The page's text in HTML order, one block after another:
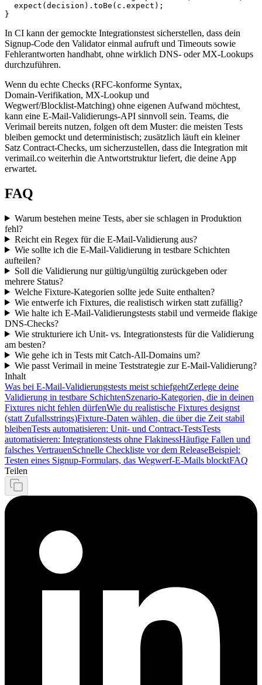
expect (decision). toBe (c. expect );
In CI kann der gemockte Integrationstest sicherstellen, dass dein
Signup‑Code den Validator einmal aufruft und Timeouts sowie
Fehlerantworten handhabt, ohne wirklich DNS‑ oder MX‑Lookups
durchzuführen.
Wenn du echte Checks (RFC‑konforme Syntax,
Domain‑Verifikation, MX‑Lookup und
Wegwerf/Blocklist‑Matching) ohne eigenen Aufwand möchtest,
kann eine E‑Mail‑Validierungs‑API sinnvoll sein. Teams, die
Verimail bereits nutzen, folgen oft dem Muster: die meisten Tests
bleiben gemockt und deterministisch; zusätzlich läuft ein kleiner
Satz Contract‑Checks, um sicherzustellen, dass die Integration mit
verimail.co weiterhin die Antwortstruktur liefert, die deine App
erwartet.
FAQ
Warum bestehen meine Tests, aber sie schlagen in Produktion
fehl?
Reicht ein Regex für die E‑Mail‑Validierung aus?
Wie sollte ich die E‑Mail‑Validierung in testbare Schichten
aufteilen?
Soll die Validierung nur gültig/ungültig zurückgeben oder
mehrere Status?
Welche Fixture‑Kategorien sollte jede Suite enthalten?
Wie entwerfe ich Fixtures, die realistisch wirken statt zufällig?
Wie halte ich E‑Mail‑Validierungstests stabil und vermeide flakige
DNS‑Checks?
Wie strukturiere ich Unit‑ vs. Integrationstests für die Validierung
am besten?
Wie gehe ich in Tests mit Catch‑All‑Domains um?
Wie passt Verimail in meine Teststrategie zur E‑Mail‑Validierung?
Inhalt
Was bei E‑Mail‑Validierungstests meist schiefgehtZerlege deine
Validierung in testbare SchichtenSzenario‑Kategorien, die in deinen
Fixtures nicht fehlen dürfenWie du realistische Fixtures designst
(statt Zufallsstrings)Fixture‑Daten wählen, die über die Zeit stabil
bleibenTests automatisieren: Unit‑ und Contract‑TestsTests
automatisieren: Integrationstests ohne FlakinessHäufige Fallen und
falsches VertrauenSchnelle Checkliste vor dem ReleaseBeispiel:
Testen eines Signup‑Formulars, das Wegwerf‑E‑Mails blocktFAQ
Teilen